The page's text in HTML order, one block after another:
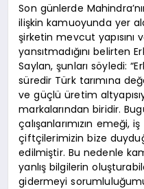
Son günlerde
ilişkin kamuoyunda yer
şirketin mevcut
yansıtmadığını belirten
Saylan, şunları söyledi:
süredir Türk tarımına
ve güçlü üretim
markalarından biridir.
çalışanlarımızın emeği,
çiftçilerimizin bize
edilmiştir. Bu nedenle
yanlış bilgilerin
gidermeyi